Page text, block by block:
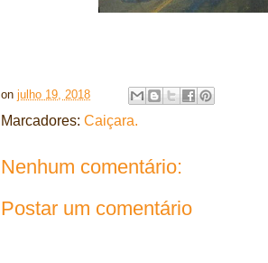
on julho 19, 2018
Marcadores: Caiçara.
Nenhum comentário:
Postar um comentário